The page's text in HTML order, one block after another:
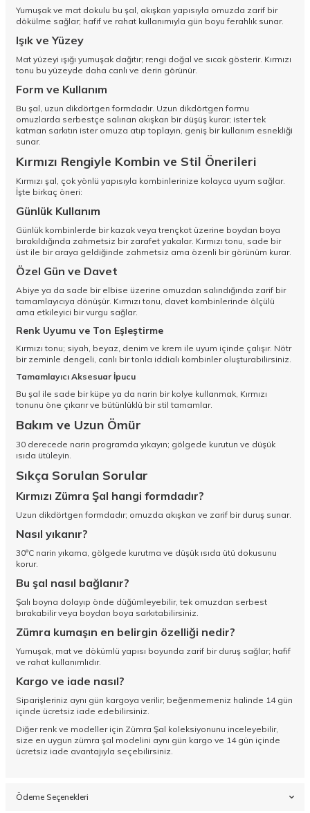
Yumuşak ve mat dokulu bu şal, akışkan yapısıyla omuzda zarif bir
dökülme sağlar; hafif ve rahat kullanımıyla gün boyu ferahlık sunar.
Işık ve Yüzey
Mat yüzeyi ışığı yumuşak dağıtır; rengi doğal ve sıcak gösterir. Kırmızı
tonu bu yüzeyde daha canlı ve derin görünür.
Form ve Kullanım
Bu şal, uzun dikdörtgen formdadır. Uzun dikdörtgen formu
omuzlarda serbestçe salınan akışkan bir düşüş kurar; ister tek
katman sarkıtın ister omuza atıp toplayın, geniş bir kullanım esnekliği
sunar.
Kırmızı Rengiyle Kombin ve Stil Önerileri
Kırmızı şal, çok yönlü yapısıyla kombinlerinize kolayca uyum sağlar.
İşte birkaç öneri:
Günlük Kullanım
Günlük kombinlerde bir kazak veya trençkot üzerine boydan boya
bırakıldığında zahmetsiz bir zarafet yakalar. Kırmızı tonu, sade bir
üst ile bir araya geldiğinde zahmetsiz ama özenli bir görünüm kurar.
Özel Gün ve Davet
Abiye ya da sade bir elbise üzerine omuzdan salındığında zarif bir
tamamlayıcıya dönüşür. Kırmızı tonu, davet kombinlerinde ölçülü
ama etkileyici bir vurgu sağlar.
Renk Uyumu ve Ton Eşleştirme
Kırmızı tonu; siyah, beyaz, denim ve krem ile uyum içinde çalışır. Nötr
bir zeminle dengeli, canlı bir tonla iddialı kombinler oluşturabilirsiniz.
Tamamlayıcı Aksesuar İpucu
Bu şal ile sade bir küpe ya da narin bir kolye kullanmak, Kırmızı
tonunu öne çıkarır ve bütünlüklü bir stil tamamlar.
Bakım ve Uzun Ömür
30 derecede narin programda yıkayın; gölgede kurutun ve düşük
ısıda ütüleyin.
Sıkça Sorulan Sorular
Kırmızı Zümra Şal hangi formdadır?
Uzun dikdörtgen formdadır; omuzda akışkan ve zarif bir duruş sunar.
Nasıl yıkanır?
30°C narin yıkama, gölgede kurutma ve düşük ısıda ütü dokusunu
korur.
Bu şal nasıl bağlanır?
Şalı boyna dolayıp önde düğümleyebilir, tek omuzdan serbest
bırakabilir veya boydan boya sarkıtabilirsiniz.
Zümra kumaşın en belirgin özelliği nedir?
Yumuşak, mat ve dökümlü yapısı boyunda zarif bir duruş sağlar; hafif
ve rahat kullanımlıdır.
Kargo ve iade nasıl?
Siparişleriniz aynı gün kargoya verilir; beğenmemeniz halinde 14 gün
içinde ücretsiz iade edebilirsiniz.
Diğer renk ve modeller için Zümra Şal koleksiyonunu inceleyebilir,
size en uygun zümra şal modelini aynı gün kargo ve 14 gün içinde
ücretsiz iade avantajıyla seçebilirsiniz.
Ödeme Seçenekleri